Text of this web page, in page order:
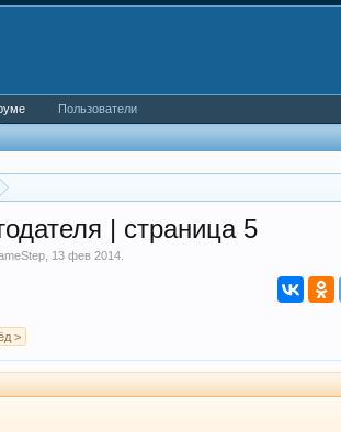
| страница 5
13 фев 2014
>
Пользователи